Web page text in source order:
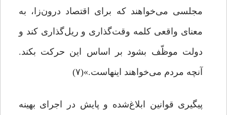
مجلسی می‌خواهند که برای اقتصاد درون‌زا، به
معنای واقعی کلمه وقت‌گذاری و ریل‌گذاری کند و
دولت موظّف بشود بر اساس این حرکت بکند.
آنچه مردم می‌خواهند اینهاست.»(۷)
پیگیری قوانین ابلاغ‌شده و پایش در اجرای بهینه